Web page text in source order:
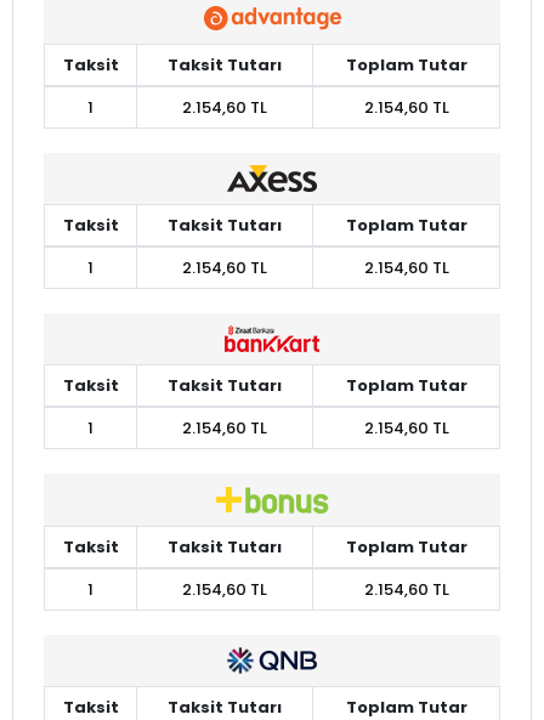
Taksit Taksit Tutarı
Toplam Tutar
1
2.154,60 TL 2.154,60 TL
Taksit Taksit Tutarı
Toplam Tutar
1
2.154,60 TL 2.154,60 TL
Taksit Taksit Tutarı
Toplam Tutar
1
2.154,60 TL 2.154,60 TL
Taksit Taksit Tutarı
Toplam Tutar
1
2.154,60 TL 2.154,60 TL
Taksit Taksit Tutarı
Toplam Tutar